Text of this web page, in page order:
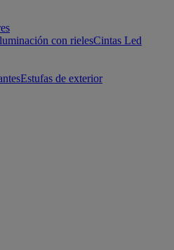
con rielesCintas Led
Estufas de exterior